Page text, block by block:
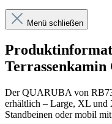
Menü schließen
Der QUARUBA von
erhältlich – Large, XL und
Standbeinen oder mobil